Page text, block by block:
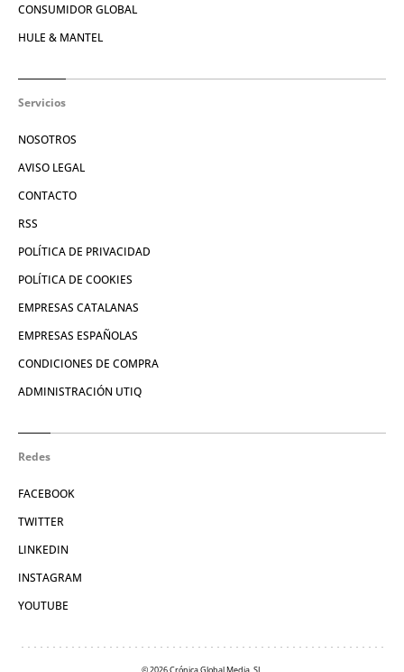
CONSUMIDOR GLOBAL
HULE & MANTEL
Servicios
NOSOTROS
AVISO LEGAL
CONTACTO
RSS
POLÍTICA DE PRIVACIDAD
POLÍTICA DE COOKIES
EMPRESAS CATALANAS
EMPRESAS ESPAÑOLAS
CONDICIONES DE COMPRA
ADMINISTRACIÓN UTIQ
Redes
FACEBOOK
TWITTER
LINKEDIN
INSTAGRAM
YOUTUBE
© 2026 Crónica Global Media, SL